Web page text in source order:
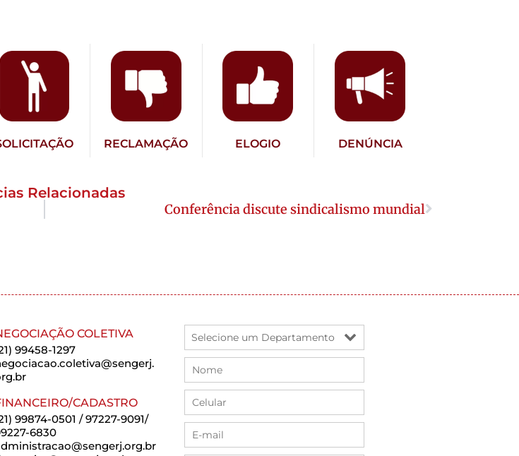
RECLAMAÇÃO ELOGIO DENÚNCIA
Relacionadas
Conferência discute sindicalismo mundial
COLETIVA
99458-1297
CADASTRO
99874-0501 / 97227-9091/
6830